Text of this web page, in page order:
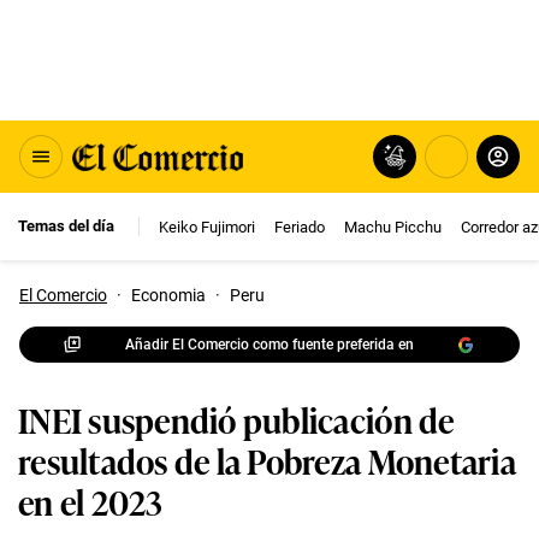
Temas del día Keiko Fujimori Feriado Machu Picchu Corredor
El Comercio · Economia · Peru
Añadir El Comercio como fuente preferida en
INEI suspendió publicación de
resultados de la Pobreza Monetaria
en el 2023